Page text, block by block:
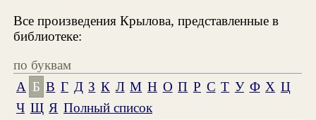
Все произведения Крылова, представленные в
библиотеке:
по буквам
А Б В Г Д З К Л М Н О П Р С Т У Ф Х Ц
Ч Щ Я Полный список